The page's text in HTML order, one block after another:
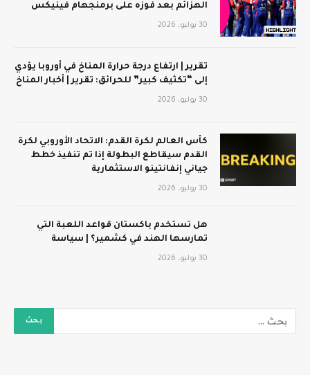
الهزائم بعد فوزه على برمنجهام فينيكس
30 يوليو، 2026
تقرير | ارتفاع درجة حرارة المناخ في أوروبا يؤدي
إلى “تكثيف كبير” للحرائق: تقرير | أخبار المناخ
30 يوليو، 2026
كأس العالم لكرة القدم: الاتحاد الأوروبي لكرة
القدم سيقاطع البطولة إذا تم تنفيذ خطط
جياني إنفانتينو الاستثمارية
30 يوليو، 2026
هل تستخدم باكستان قواعد اللعبة التي
تمارسها الهند في كشمير؟ | سياسة
30 يوليو، 2026